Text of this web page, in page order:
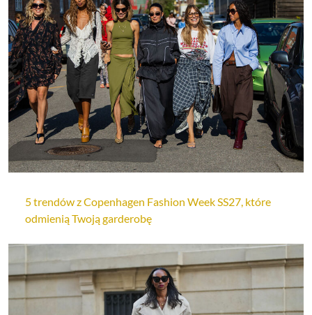
5 trendów z Copenhagen Fashion Week SS27, które
odmienią Twoją garderobę